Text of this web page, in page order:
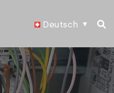
Deutsch